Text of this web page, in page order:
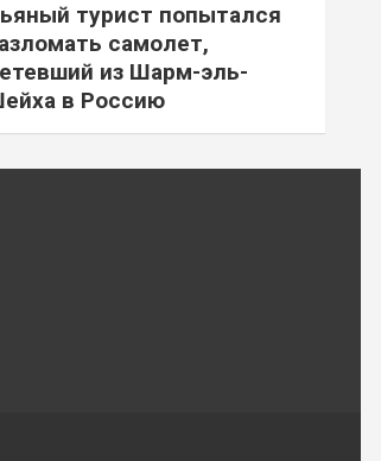
турист попытался
самолет,
из Шарм-эль-
в Россию